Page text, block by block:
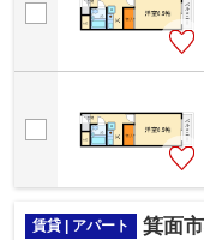
賃貸 | アパート 箕面